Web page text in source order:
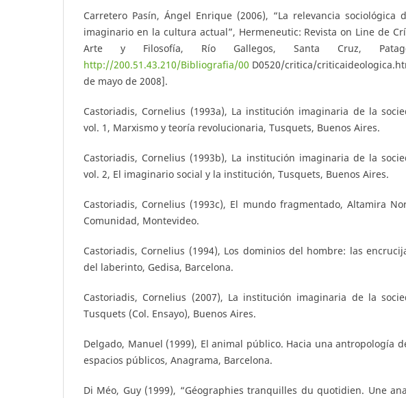
Carretero Pasín, Ángel Enrique (2006), “La relevancia sociológica
imaginario en la cultura actual”, Hermeneutic: Revista on Line de
Arte y Filosofía, Río Gallegos, Santa Cruz,
http://200.51.43.210/Bibliografia/00 D0520/critica/
de mayo de 2008].
Castoriadis, Cornelius (1993a), La institución imaginaria de la
vol. 1, Marxismo y teoría revolucionaria, Tusquets, Buenos Aires.
Castoriadis, Cornelius (1993b), La institución imaginaria de la
vol. 2, El imaginario social y la institución, Tusquets, Buenos Aires.
Castoriadis, Cornelius (1993c), El mundo fragmentado, Altamira
Comunidad, Montevideo.
Castoriadis, Cornelius (1994), Los dominios del hombre: las
del laberinto, Gedisa, Barcelona.
Castoriadis, Cornelius (2007), La institución imaginaria de la
Tusquets (Col. Ensayo), Buenos Aires.
Delgado, Manuel (1999), El animal público. Hacia una antropología
espacios públicos, Anagrama, Barcelona.
Di Méo, Guy (1999), “Géographies tranquilles du quotidien. Une